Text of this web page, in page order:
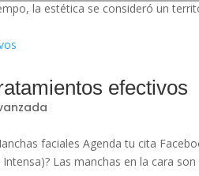
la estética se consideró un
efectivos
faciales Agenda tu cita
Las manchas en la cara